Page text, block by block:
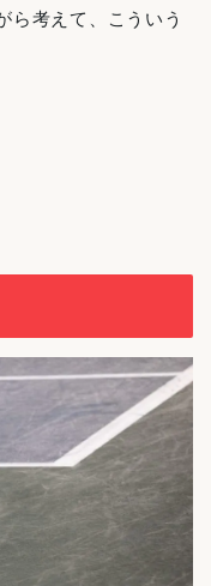
ら考えて、こういう